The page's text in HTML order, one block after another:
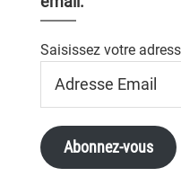
Saisissez votre
Email
Abonnez-vous